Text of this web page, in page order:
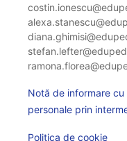
Notă de informare
personale prin
Politica de cookie